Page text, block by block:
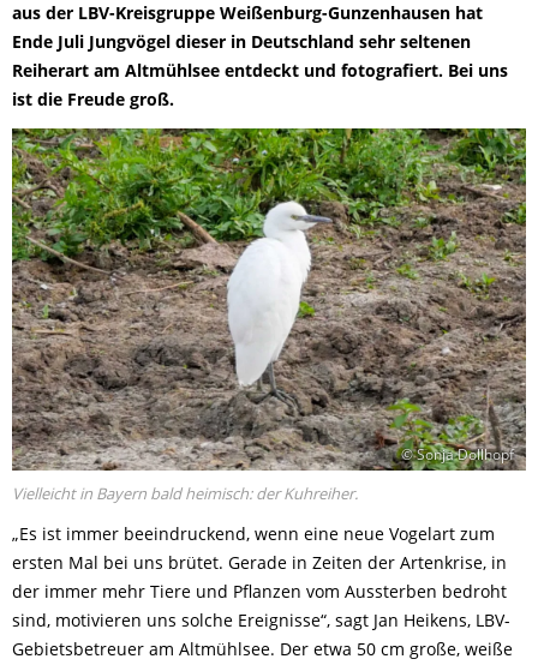
aus der LBV-Kreisgruppe Weißenburg-Gunzenhausen hat
Ende Juli Jungvögel dieser in Deutschland sehr seltenen
Reiherart am Altmühlsee entdeckt und fotografiert. Bei uns
ist die Freude groß.
© Sonja Dollhopf
Vielleicht in Bayern bald heimisch: der Kuhreiher.
„Es ist immer beeindruckend, wenn eine neue Vogelart zum
ersten Mal bei uns brütet. Gerade in Zeiten der Artenkrise, in
der immer mehr Tiere und Pflanzen vom Aussterben bedroht
sind, motivieren uns solche Ereignisse“, sagt Jan Heikens, LBV-
Gebietsbetreuer am Altmühlsee. Der etwa 50 cm große, weiße